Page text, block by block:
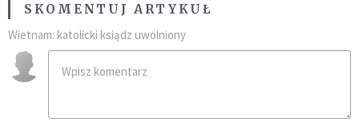
SKOMENTUJ ARTYKUŁ
Wietnam: katolicki ksiądz uwolniony